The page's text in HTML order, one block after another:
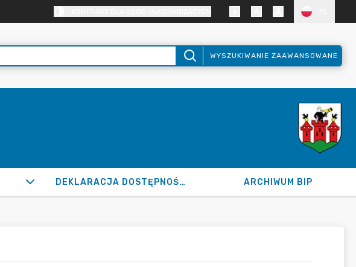
WYSZUKIWANIE ZAAWANSOWANE
DEKLARACJA DOSTĘPNOŚCI ARCHIWUM BIP